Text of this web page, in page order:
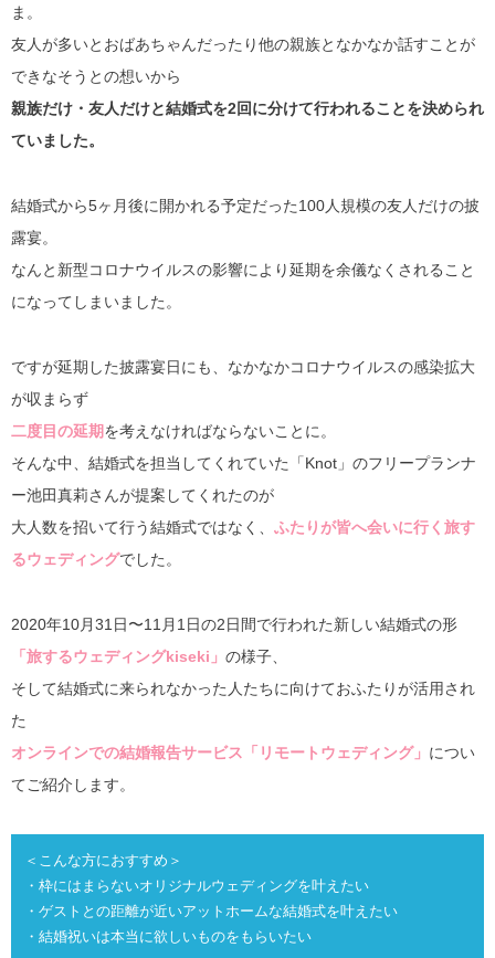
ま。
友人が多いとおばあちゃんだったり他の親族となかなか話すことが
できなそうとの想いから
親族だけ・友人だけと結婚式を2回に分けて行われることを決められ
ていました。
結婚式から5ヶ月後に開かれる予定だった100人規模の友人だけの披
露宴。
なんと新型コロナウイルスの影響により延期を余儀なくされること
になってしまいました。
ですが延期した披露宴日にも、なかなかコロナウイルスの感染拡大
が収まらず
二度目の延期を考えなければならないことに。
そんな中、結婚式を担当してくれていた「Knot」のフリープランナ
ー池田真莉さんが提案してくれたのが
大人数を招いて行う結婚式ではなく、 ふたりが皆へ会いに行く旅す
るウェディングでした。
2020年10月31日〜11月1日の2日間で行われた新しい結婚式の形
「旅するウェディングkiseki」 の様子、
そして結婚式に来られなかった人たちに向けておふたりが活用され
た
オンラインでの結婚報告サービス「リモートウェディング」 につい
てご紹介します。
＜こんな方におすすめ＞
・枠にはまらないオリジナルウェディングを叶えたい
・ゲストとの距離が近いアットホームな結婚式を叶えたい
・結婚祝いは本当に欲しいものをもらいたい